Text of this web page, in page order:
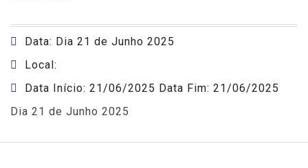
Data: Dia 21 de Junho 2025
Local:
Data Início: 21/06/2025 Data Fim: 21/06/2025
Dia 21 de Junho 2025